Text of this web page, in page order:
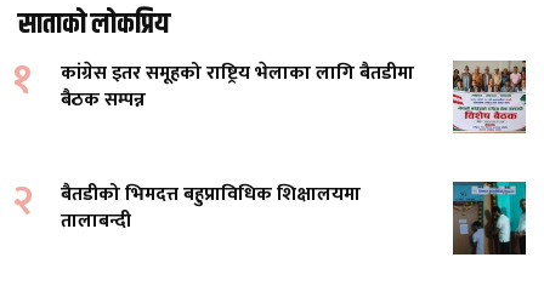
साताको लोकप्रिय
१
कांग्रेस इतर समूहको राष्ट्रिय भेलाका लागि बैतडीमा
बैठक सम्पन्न
२
बैतडीको भिमदत्त बहुप्राविधिक शिक्षालयमा
तालाबन्दी